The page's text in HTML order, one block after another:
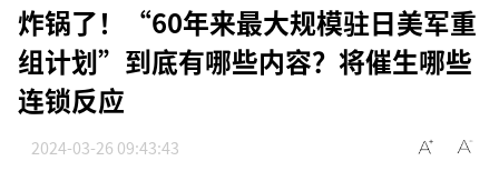
炸锅了！“60年来最大规模驻日美军重
组计划”到底有哪些内容？将催生哪些
连锁反应
2024-03-26 09:43:43